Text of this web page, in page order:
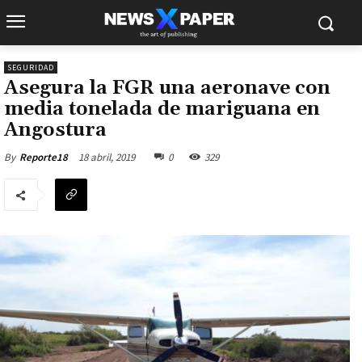
SEGURIDAD
Asegura la FGR una aeronave con
media tonelada de mariguana en
Angostura
By Reporte18 18 abril, 2019 0 329